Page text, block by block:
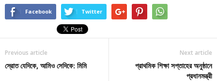
Facebook Twitter
Previous article
স্রোত যেদিকে, আমিও সেদিকে: মিমি
Next article
প্রাথমিক শিক্ষা সপ্তাহের অনুষ্ঠানে
প্রধানমন্ত্রী